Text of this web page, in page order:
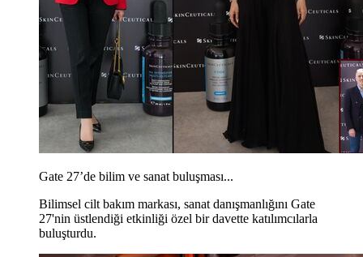
Gate 27’de bilim ve sanat buluşması...
Bilimsel cilt bakım markası, sanat danışmanlığını Gate
27'nin üstlendiği etkinliği özel bir davette katılımcılarla
buluşturdu.